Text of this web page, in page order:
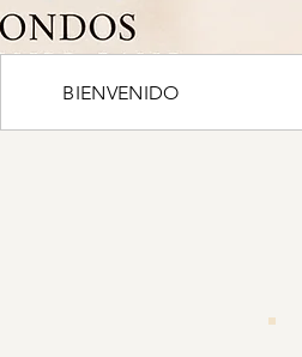
BIENVENIDO